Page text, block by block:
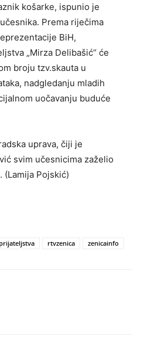
košarke, ispunio je
Prema riječima
BiH,
„Mirza Delibašić“ će
broju tzv.skauta u
nadgledanju mladih
uočavanju buduće
uprava, čiji je
svim učesnicima zaželio
(Lamija Pojskić)
rtvzenica zenicainfo